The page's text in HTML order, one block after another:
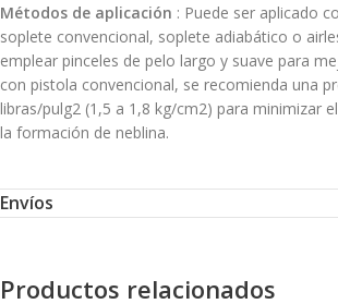
Métodos de aplicación : Puede ser aplicado
soplete convencional, soplete adiabático o
emplear pinceles de pelo largo y suave para
con pistola convencional, se recomienda una
libras/pulg2 (1,5 a 1,8 kg/cm2) para minimizar
la formación de neblina.
Envíos
Productos relacionados